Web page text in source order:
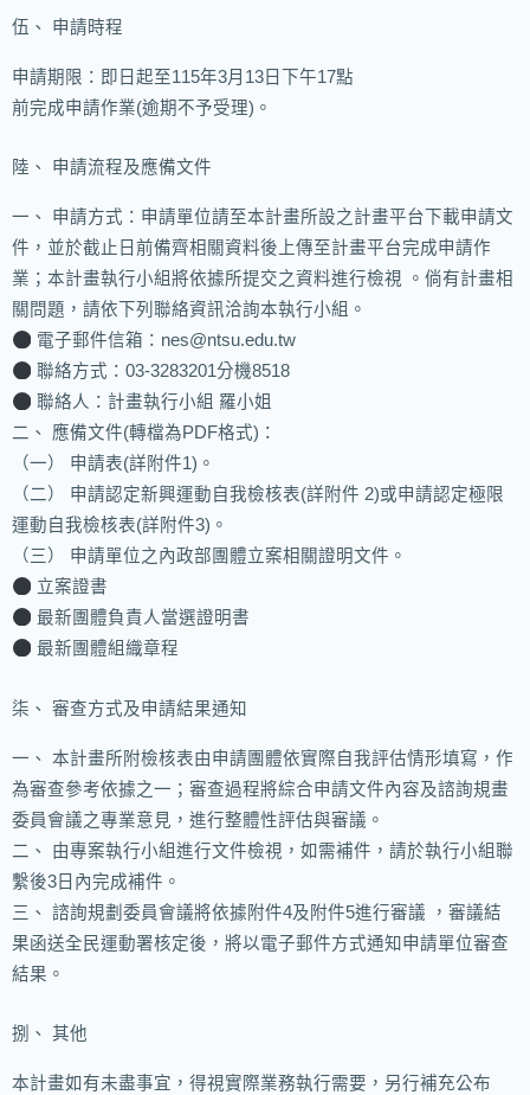
伍、 申請時程
申請期限：即日起至115年3月13日下午17點
前完成申請作業(逾期不予受理)。
陸、 申請流程及應備文件
一、 申請方式：申請單位請至本計畫所設之計畫平台下載申請文
件，並於截止日前備齊相關資料後上傳至計畫平台完成申請作
業；本計畫執行小組將依據所提交之資料進行檢視 。倘有計畫相
關問題，請依下列聯絡資訊洽詢本執行小組。
電子郵件信箱：nes@ntsu.edu.tw
聯絡方式：03-3283201分機8518
聯絡人：計畫執行小組 羅小姐
二、 應備文件(轉檔為PDF格式)：
（一） 申請表(詳附件1)。
（二） 申請認定新興運動自我檢核表(詳附件 2)或申請認定極限
運動自我檢核表(詳附件3)。
（三） 申請單位之內政部團體立案相關證明文件。
立案證書
最新團體負責人當選證明書
最新團體組織章程
柒、 審查方式及申請結果通知
一、 本計畫所附檢核表由申請團體依實際自我評估情形填寫，作
為審查參考依據之一；審查過程將綜合申請文件內容及諮詢規畫
委員會議之專業意見，進行整體性評估與審議。
二、 由專案執行小組進行文件檢視，如需補件，請於執行小組聯
繫後3日內完成補件。
三、 諮詢規劃委員會議將依據附件4及附件5進行審議 ，審議結
果函送全民運動署核定後，將以電子郵件方式通知申請單位審查
結果。
捌、 其他
本計畫如有未盡事宜，得視實際業務執行需要，另行補充公布